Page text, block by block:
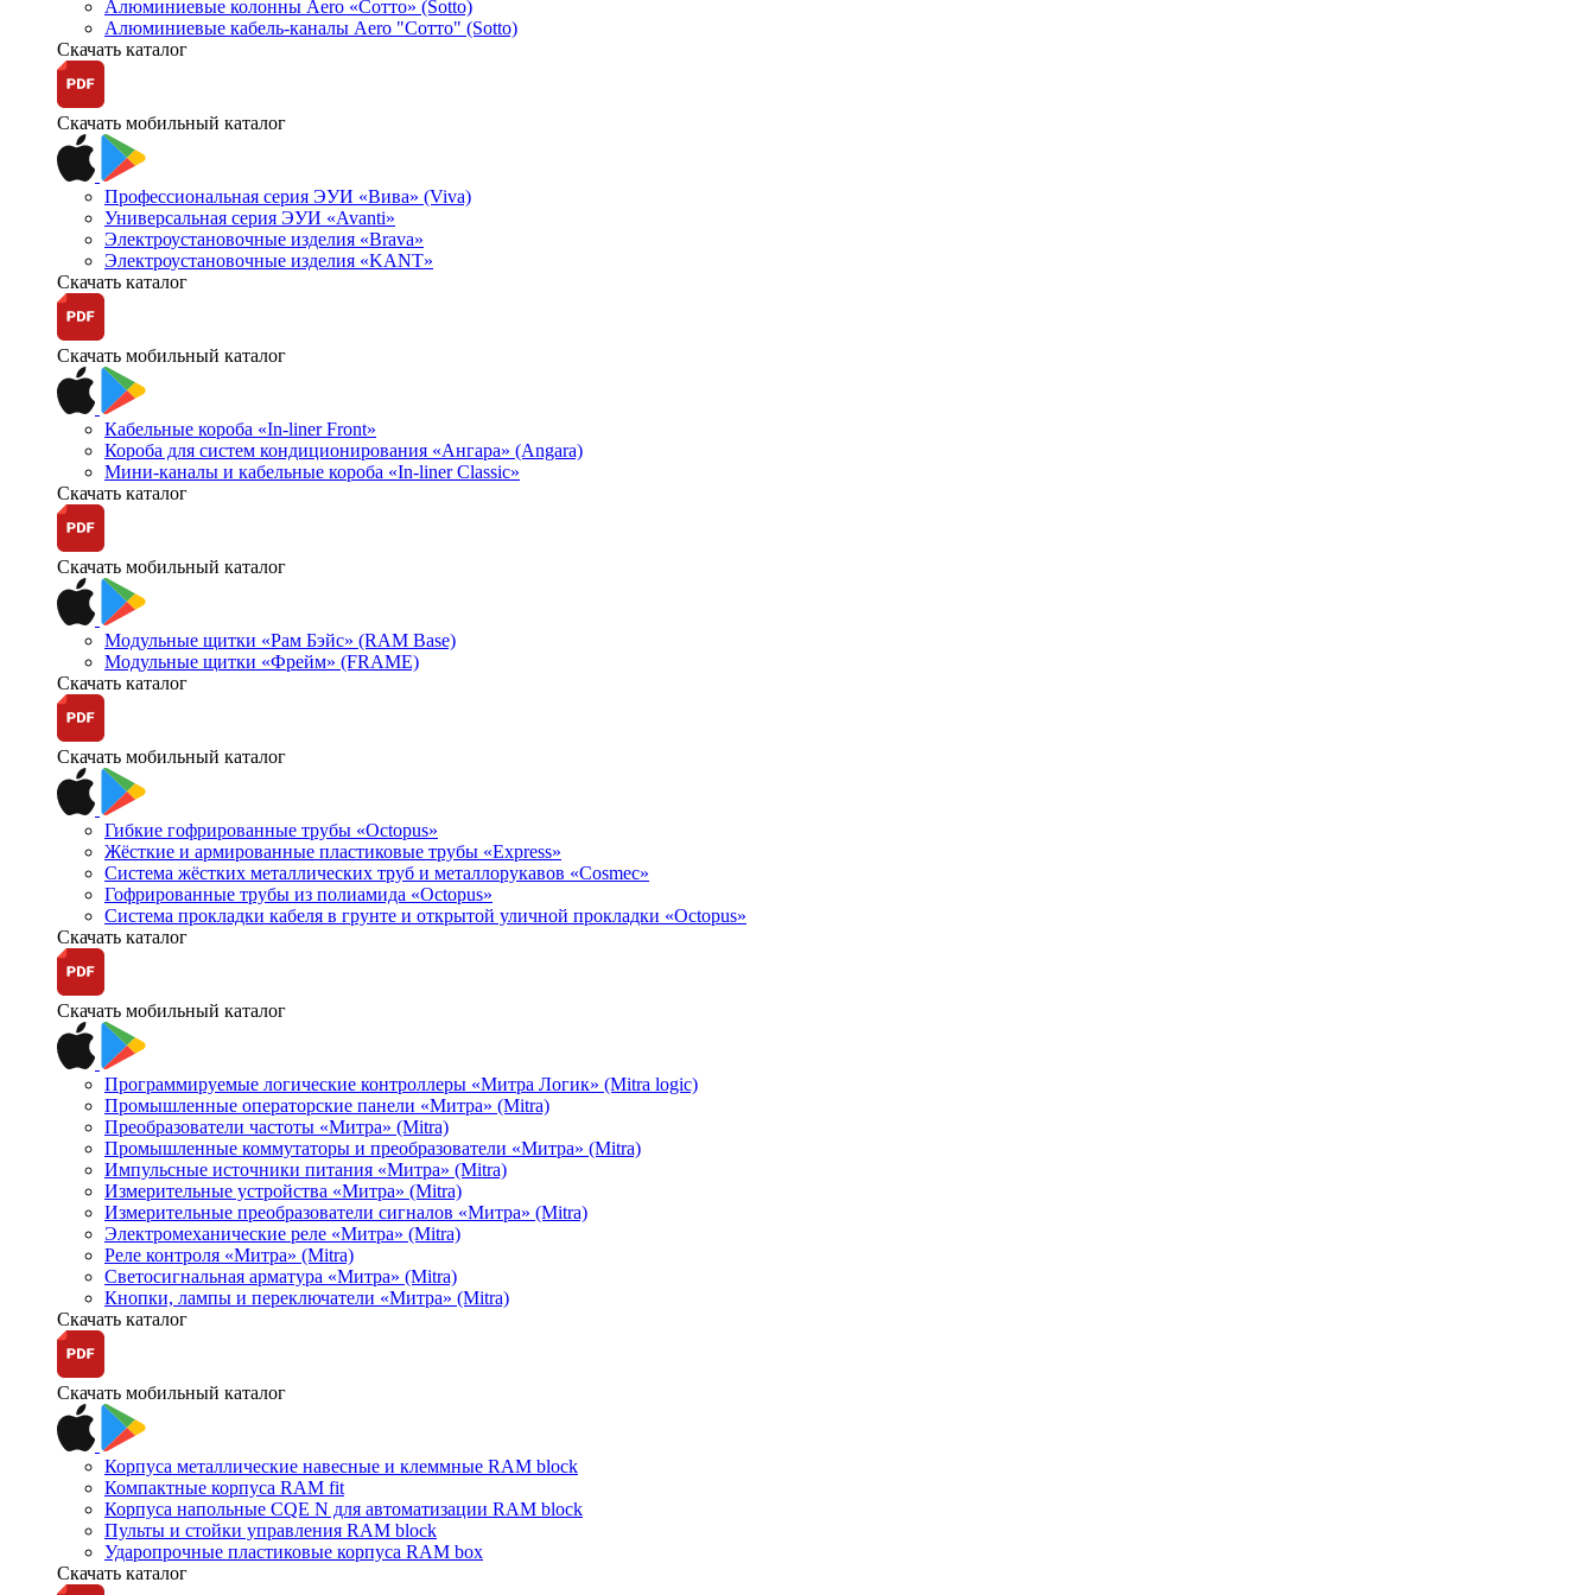
Алюминиевые колонны Aero «Сотто» (Sotto)
Алюминиевые кабель-каналы Aero "Сотто" (Sotto)
Скачать каталог
Скачать мобильный каталог
Профессиональная серия ЭУИ «Вива» (Viva)
Универсальная серия ЭУИ «Avanti»
Электроустановочные изделия «Brava»
Электроустановочные изделия «KANT»
Скачать каталог
Скачать мобильный каталог
Кабельные короба «In-liner Front»
Короба для систем кондиционирования «Ангара» (Angara)
Мини-каналы и кабельные короба «In-liner Classic»
Скачать каталог
Скачать мобильный каталог
Модульные щитки «Рам Бэйс» (RAM Base)
Модульные щитки «Фрейм» (FRAME)
Скачать каталог
Скачать мобильный каталог
Гибкие гофрированные трубы «Octopus»
Жёсткие и армированные пластиковые трубы «Express»
Система жёстких металлических труб и металлорукавов «Cosmec»
Гофрированные трубы из полиамида «Octopus»
Система прокладки кабеля в грунте и открытой уличной прокладки «Octopus»
Скачать каталог
Скачать мобильный каталог
Программируемые логические контроллеры «Митра Логик» (Mitra logic)
Промышленные операторские панели «Митра» (Mitra)
Преобразователи частоты «Митра» (Mitra)
Промышленные коммутаторы и преобразователи «Митра» (Mitra)
Импульсные источники питания «Митра» (Mitra)
Измерительные устройства «Митра» (Mitra)
Измерительные преобразователи сигналов «Митра» (Mitra)
Электромеханические реле «Митра» (Mitra)
Реле контроля «Митра» (Mitra)
Светосигнальная арматура «Митра» (Mitra)
Кнопки, лампы и переключатели «Митра» (Mitra)
Скачать каталог
Скачать мобильный каталог
Корпуса металлические навесные и клеммные RAM block
Компактные корпуса RAM fit
Корпуса напольные CQE N для автоматизации RAM block
Пульты и стойки управления RAM block
Ударопрочные пластиковые корпуса RAM box
Скачать каталог